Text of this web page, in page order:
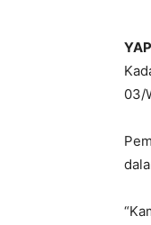
03/